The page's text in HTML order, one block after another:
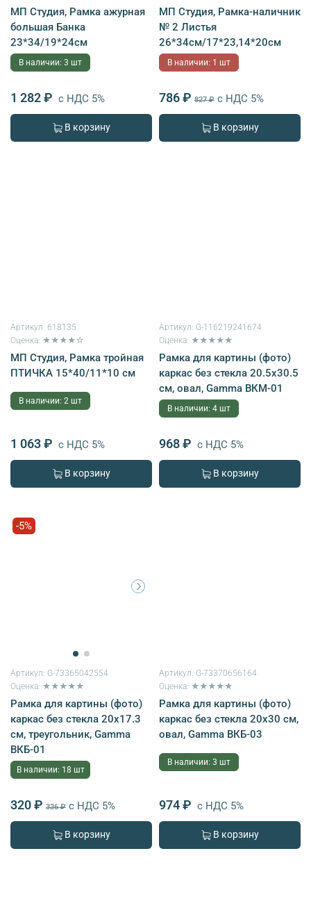
МП Студия, Рамка ажурная
большая Банка
23*34/19*24см
В наличии: 3 шт
1 282 ₽ с НДС 5%
В корзину
МП Студия, Рамка-наличник
№ 2 Листья
26*34см/17*23,14*20см
В наличии: 1 шт
786 ₽ 827 ₽ с НДС 5%
В корзину
Артикул: 618135
Оценка: ★★★★☆
МП Студия, Рамка тройная
ПТИЧКА 15*40/11*10 см
В наличии: 2 шт
1 063 ₽ с НДС 5%
В корзину
Артикул: G-116219241674
Оценка: ★★★★★
Рамка для картины (фото)
каркас без стекла 20.5х30.5
см, овал, Gamma ВКМ-01
В наличии: 4 шт
968 ₽ с НДС 5%
В корзину
-5%
Артикул: G-73365042554
Оценка: ★★★★★
Рамка для картины (фото)
каркас без стекла 20х17.3
см, треугольник, Gamma
ВКБ-01
В наличии: 18 шт
320 ₽ 336 ₽ с НДС 5%
В корзину
Артикул: G-73370656164
Оценка: ★★★★★
Рамка для картины (фото)
каркас без стекла 20х30 см,
овал, Gamma ВКБ-03
В наличии: 3 шт
974 ₽ с НДС 5%
В корзину